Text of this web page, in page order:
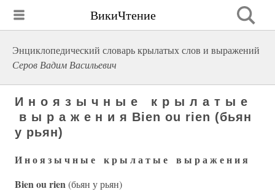
ВикиЧтение
Энциклопедический словарь крылатых слов и выражений
Серов Вадим Васильевич
И н о я з ы ч н ы е к р ы л а т ы е
в ы р а ж е н и я Bien ou rien (бьян
у рьян)
И н о я з ы ч н ы е к р ы л а т ы е в ы р а ж е н и я
Bien ou rien(бьян у рьян)